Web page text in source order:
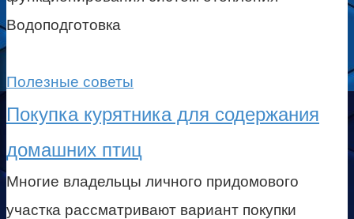
Водоподготовка
Полезные советы
Покупка курятника для содержания
домашних птиц
Многие владельцы личного придомового
участка рассматривают вариант покупки